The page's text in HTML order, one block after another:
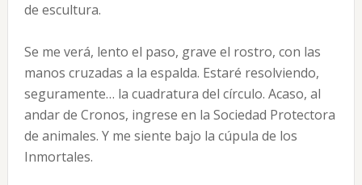
de escultura.
Se me verá, lento el paso, grave el rostro, con las
manos cruzadas a la espalda. Estaré resolviendo,
seguramente… la cuadratura del círculo. Acaso, al
andar de Cronos, ingrese en la Sociedad Protectora
de animales. Y me siente bajo la cúpula de los
Inmortales.